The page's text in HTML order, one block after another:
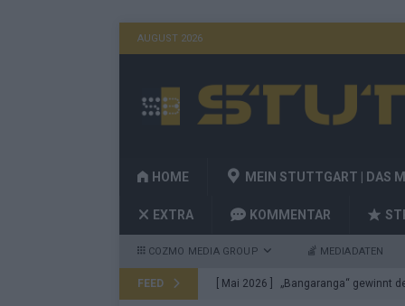
AUGUST 2026
HOME MEIN STUTTGART | DAS
EXTRA KOMMENTAR
COZMO MEDIA GROUP MEDIADATEN
FEED [ Mai 2026 ] „Bangaranga“ gewinnt